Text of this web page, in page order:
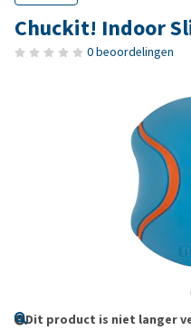
Chuckit! Indoor
0 beoordelingen
Dit product is niet langer